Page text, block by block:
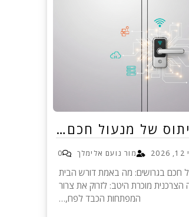
של מנעול חכם…
מור נועם אלימלך 0
חכם בגרושים: מה באמת דורש הבית
הצרכנית מוכרת היטב: לזרוק את צרור
המפתחות הכבד לפח,…